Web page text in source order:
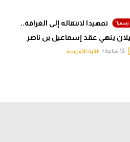
تمهيدا لانتقاله إلى الغرافة..
ينهي عقد إسماعيل بن ناصر
الكرة الأوروبية